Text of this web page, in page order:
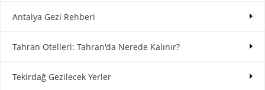
Antalya Gezi Rehberi
Tahran Otelleri: Tahran'da Nerede Kalınır?
Tekirdağ Gezilecek Yerler